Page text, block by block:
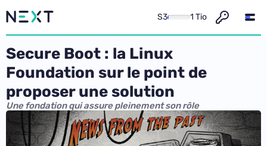
S3 1 Tio
Secure Boot : la Linux
Foundation sur le point de
proposer une solution
Une fondation qui assure pleinement son rôle